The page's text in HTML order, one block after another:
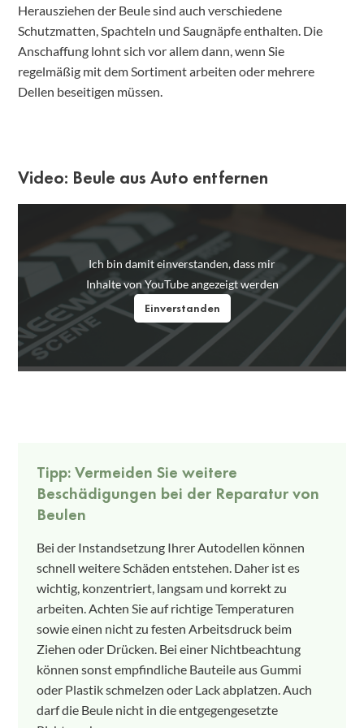
Herausziehen der Beule sind auch verschiedene
Schutzmatten, Spachteln und Saugnäpfe enthalten. Die
Anschaffung lohnt sich vor allem dann, wenn Sie
regelmäßig mit dem Sortiment arbeiten oder mehrere
Dellen beseitigen müssen.
Video: Beule aus Auto entfernen
Ich bin damit einverstanden, dass mir
Inhalte von YouTube angezeigt werden
Einverstanden
Tipp: Vermeiden Sie weitere
Beschädigungen bei der Reparatur von
Beulen
Bei der Instandsetzung Ihrer Autodellen können
schnell weitere Schäden entstehen. Daher ist es
wichtig, konzentriert, langsam und korrekt zu
arbeiten. Achten Sie auf richtige Temperaturen
sowie einen nicht zu festen Arbeitsdruck beim
Ziehen oder Drücken. Bei einer Nichtbeachtung
können sonst empfindliche Bauteile aus Gummi
oder Plastik schmelzen oder Lack abplatzen. Auch
darf die Beule nicht in die entgegengesetzte